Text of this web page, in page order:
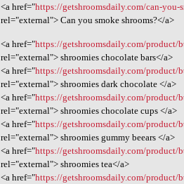
<a href="https://getshroomsdaily.com/can-you-
rel="external"> Can you smoke shrooms?</a>
<a href="https://getshroomsdaily.com/product/
rel="external"> shroomies chocolate bars</a>
<a href="https://getshroomsdaily.com/product/
rel="external"> shroomies dark chocolate </a>
<a href="https://getshroomsdaily.com/product/
rel="external"> shroomies chocolate cups </a>
<a href="https://getshroomsdaily.com/product/
rel="external"> shroomies gummy beears </a>
<a href="https://getshroomsdaily.com/product/
rel="external"> shroomies tea</a>
<a href="https://getshroomsdaily.com/product/